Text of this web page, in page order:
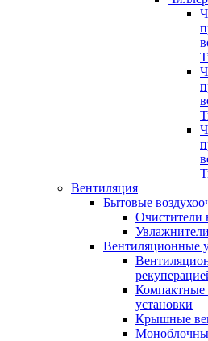
Вентиляция
Бытовые
Очистители
Вентиляционные
Компактные
установки
Крышные